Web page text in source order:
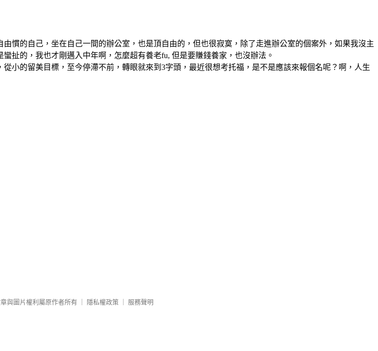
的自己，坐在自己一間的辦公室，也是頂自由的，但也很寂寞，除了走進辦公室的個案外，如果我沒主
扯的，我也才剛邁入中年啊，怎麼超有養老fu, 但是要賺錢養家，也沒辦法。
小的留美目標，至今停滯不前，轉眼就來到3字頭，最近很想考托福，是不是應該來報個名呢？啊，人生
與圖片權利屬原作者所有 隱私權政策 服務聲明